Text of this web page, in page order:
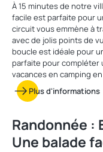
À 15 minutes de notre
facile est parfaite pour
circuit vous emmène à
avec de jolis points de
boucle est idéale pour
parfaite pour compléter
vacances en camping
Plus d'informations
Randonnée :
Une balade